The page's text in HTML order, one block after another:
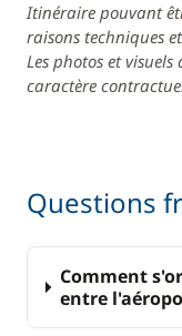
• Lasécurité
VHF, prise de
• Lamétéo
circulation de
des escales que
semaine :
Navigation
Itinéraire pouvant
raisons techniques
Les photos et
caractère
Questions
Comment
entre